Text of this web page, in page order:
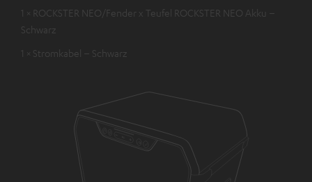
1 × ROCKSTER NEO/Fender x Teufel ROCKSTER NEO Akku –
Schwarz
1 × Stromkabel – Schwarz